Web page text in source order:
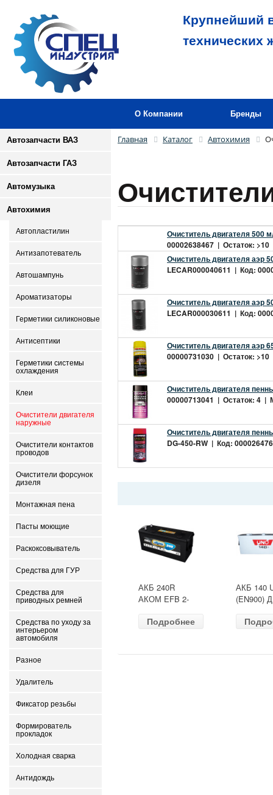
Крупнейший
технических
О Компании Бренды
Автозапчасти ВАЗ
Автозапчасти ГАЗ
Автомузыка
Автохимия
Автопластилин
Антизапотеватель
Автошампунь
Ароматизаторы
Герметики силиконовые
Антисептики
Герметики системы
охлаждения
Клеи
Очистители двигателя
наружные
Очистители контактов
проводов
Очистители форсунок
дизеля
Монтажная пена
Пасты моющие
Раскоксовыватель
Средства для ГУР
Средства для
приводных ремней
Средства по уходу за
интерьером
автомобиля
Разное
Удалитель
Фиксатор резьбы
Формирователь
прокладок
Холодная сварка
Антидождь
Главная Каталог Автохимия
Очиститель двигателя 500
00002638467 | Остаток:
Очиститель двигателя аэр
LECAR000040611 | Код:
Очиститель двигателя аэр
LECAR000030611 | Код:
Очиститель двигателя аэр
00000731030 | Остаток:
Очиститель двигателя
00000713041 | Остаток: 4 |
Очиститель двигателя
DG-450-RW | Код:
АКБ 240R
АКОМ EFB 2-
(EN1500) ДШВ
Подробнее
АКБ 140
(EN900)
залит